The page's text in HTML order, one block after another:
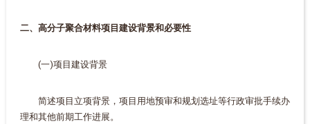
二、高分子聚合材料项目建设背景和必要性
(一)项目建设背景
简述项目立项背景，项目用地预审和规划选址等行政审批手续办
理和其他前期工作进展。